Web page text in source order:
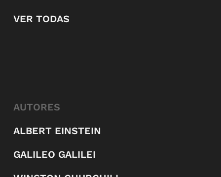
VER TODAS
AUTORES
ALBERT EINSTEIN
GALILEO GALILEI